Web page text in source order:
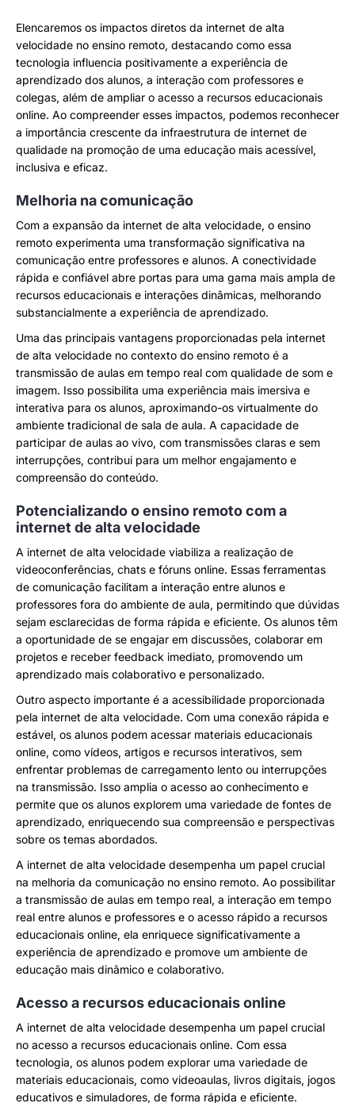
Elencaremos os impactos diretos da internet de alta
velocidade no ensino remoto, destacando como essa
tecnologia influencia positivamente a experiência de
aprendizado dos alunos, a interação com professores e
colegas, além de ampliar o acesso a recursos educacionais
online. Ao compreender esses impactos, podemos reconhecer
a importância crescente da infraestrutura de internet de
qualidade na promoção de uma educação mais acessível,
inclusiva e eficaz.
Melhoria na comunicação
Com a expansão da internet de alta velocidade, o ensino
remoto experimenta uma transformação significativa na
comunicação entre professores e alunos. A conectividade
rápida e confiável abre portas para uma gama mais ampla de
recursos educacionais e interações dinâmicas, melhorando
substancialmente a experiência de aprendizado.
Uma das principais vantagens proporcionadas pela internet
de alta velocidade no contexto do ensino remoto é a
transmissão de aulas em tempo real com qualidade de som e
imagem. Isso possibilita uma experiência mais imersiva e
interativa para os alunos, aproximando-os virtualmente do
ambiente tradicional de sala de aula. A capacidade de
participar de aulas ao vivo, com transmissões claras e sem
interrupções, contribui para um melhor engajamento e
compreensão do conteúdo.
Potencializando o ensino remoto com a
internet de alta velocidade
A internet de alta velocidade viabiliza a realização de
videoconferências, chats e fóruns online. Essas ferramentas
de comunicação facilitam a interação entre alunos e
professores fora do ambiente de aula, permitindo que dúvidas
sejam esclarecidas de forma rápida e eficiente. Os alunos têm
a oportunidade de se engajar em discussões, colaborar em
projetos e receber feedback imediato, promovendo um
aprendizado mais colaborativo e personalizado.
Outro aspecto importante é a acessibilidade proporcionada
pela internet de alta velocidade. Com uma conexão rápida e
estável, os alunos podem acessar materiais educacionais
online, como vídeos, artigos e recursos interativos, sem
enfrentar problemas de carregamento lento ou interrupções
na transmissão. Isso amplia o acesso ao conhecimento e
permite que os alunos explorem uma variedade de fontes de
aprendizado, enriquecendo sua compreensão e perspectivas
sobre os temas abordados.
A internet de alta velocidade desempenha um papel crucial
na melhoria da comunicação no ensino remoto. Ao possibilitar
a transmissão de aulas em tempo real, a interação em tempo
real entre alunos e professores e o acesso rápido a recursos
educacionais online, ela enriquece significativamente a
experiência de aprendizado e promove um ambiente de
educação mais dinâmico e colaborativo.
Acesso a recursos educacionais online
A internet de alta velocidade desempenha um papel crucial
no acesso a recursos educacionais online. Com essa
tecnologia, os alunos podem explorar uma variedade de
materiais educacionais, como videoaulas, livros digitais, jogos
educativos e simuladores, de forma rápida e eficiente.